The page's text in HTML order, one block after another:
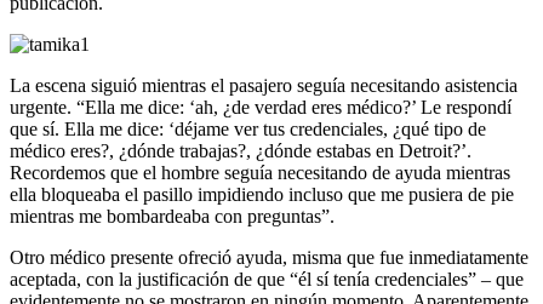
La escena siguió mientras el pasajero seguía necesitando asistencia
urgente. “Ella me dice: ‘ah, ¿de verdad eres médico?’ Le respondí
que sí. Ella me dice: ‘déjame ver tus credenciales, ¿qué tipo de
médico eres?, ¿dónde trabajas?, ¿dónde estabas en Detroit?’.
Recordemos que el hombre seguía necesitando de ayuda mientras
ella bloqueaba el pasillo impidiendo incluso que me pusiera de pie
mientras me bombardeaba con preguntas”.
Otro médico presente ofreció ayuda, misma que fue inmediatamente
aceptada, con la justificación de que “él sí tenía credenciales” – que